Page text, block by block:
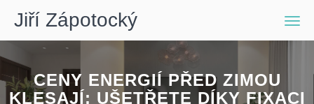
Jiří Zápotocký
CENY ENERGIÍ PŘED ZIMOU
KLESAJÍ: UŠETŘETE DÍKY FIXACI